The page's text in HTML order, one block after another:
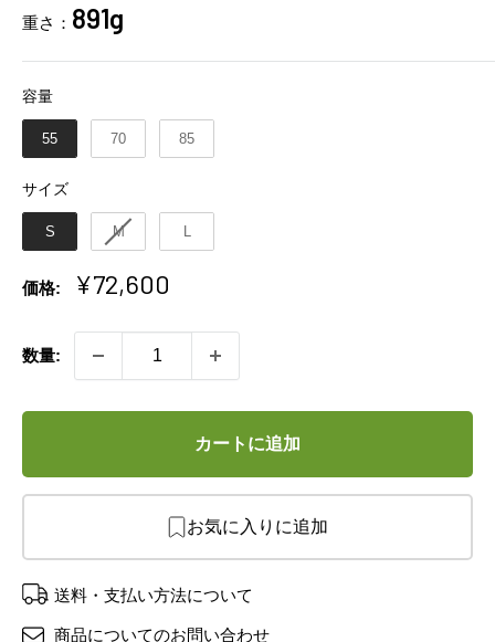
重さ： 891g
容量容量
55 70 85
サイズサイズ
S M L
価格:
販
価
格
¥72,600
数量:
カートに追加
お気に入りに追加
送料・支払い方法について
商品についてのお問い合わせ